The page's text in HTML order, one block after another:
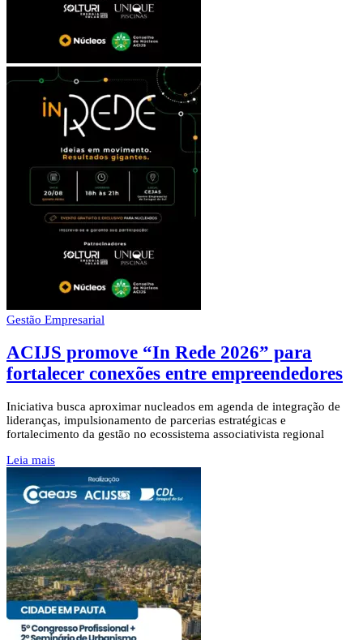
Gestão Empresarial
ACIJS promove “In Rede 2026” para
fortalecer conexões entre empreendedores
Iniciativa busca aproximar nucleados em agenda de integração de
lideranças, impulsionamento de parcerias estratégicas e
fortalecimento da gestão no ecossistema associativista regional
Leia mais